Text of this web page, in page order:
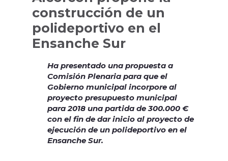
construcción de un
polideportivo en el
Ensanche Sur
Ha presentado una propuesta a
Comisión Plenaria para que el
Gobierno municipal incorpore al
proyecto presupuesto municipal
para 2018 una partida de 300.000 €
con el fin de dar inicio al proyecto de
ejecución de un polideportivo en el
Ensanche Sur.